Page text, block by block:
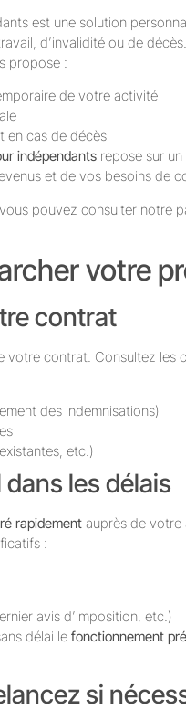
est une solution
d’invalidité ou de
propose :
de votre activité
en cas de décès
indépendants repose sur
et de vos besoins de
pouvez consulter notre
votre
contrat
contrat. Consultez les
des indemnisations)
etc.)
dans les délais
rapidement auprès de votre
:
avis d’imposition, etc.)
délai le fonctionnement
si